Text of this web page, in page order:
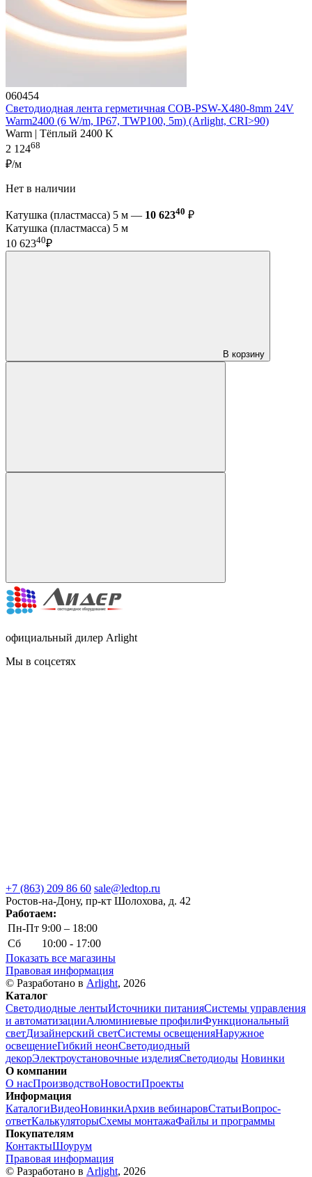
060454
Светодиодная лента герметичная COB-PSW-X480-8mm 24V
Warm2400 (6 W/m, IP67, TWP100, 5m) (Arlight, CRI>90)
Warm | Тёплый 2400 K
2 12468
₽/м
Нет в наличии
Катушка (пластмасса) 5 м — 10 62340 ₽
Катушка (пластмасса) 5 м
10 62340₽
В корзину
официальный дилер Arlight
Мы в соцсетях
+7 (863) 209 86 60 sale@ledtop.ru
Ростов-на-Дону, пр-кт Шолохова, д. 42
Работаем:
Пн-Пт 9:00 – 18:00
Сб
10:00 - 17:00
Показать все магазины
Правовая информация
© Разработано в Arlight, 2026
Каталог
Светодиодные лентыИсточники питанияСистемы управления
и автоматизацииАлюминиевые профилиФункциональный
светДизайнерский светСистемы освещенияНаружное
освещениеГибкий неонСветодиодный
декорЭлектроустановочные изделияСветодиоды Новинки
О компании
О насПроизводствоНовостиПроекты
Информация
КаталогиВидеоНовинкиАрхив вебинаровСтатьиВопрос-
ответКалькуляторыСхемы монтажаФайлы и программы
Покупателям
КонтактыШоурум
Правовая информация
© Разработано в Arlight, 2026